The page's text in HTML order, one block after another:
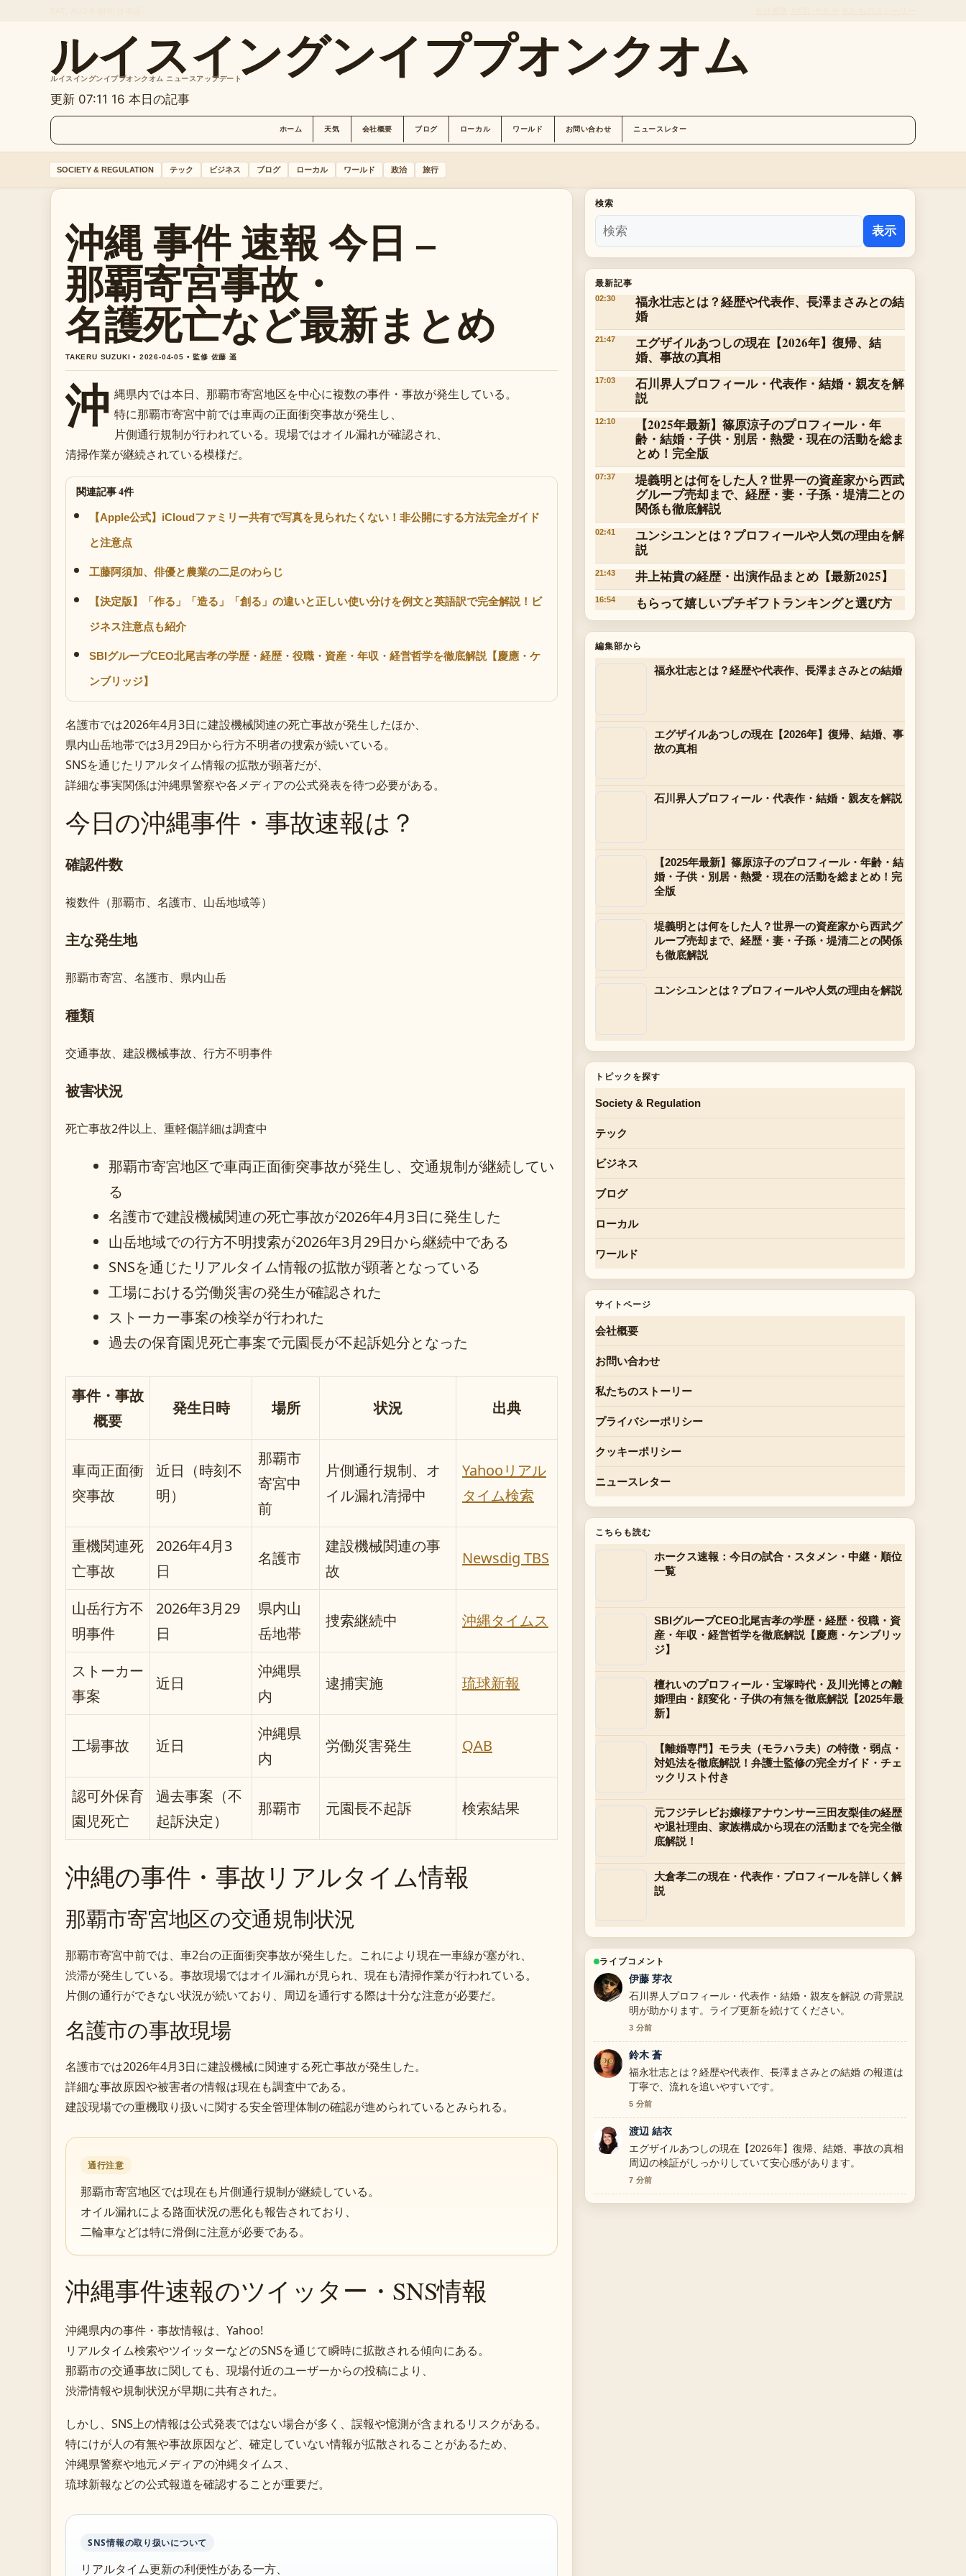
ルイスイングンイププオンクオム
ルイスイングンイププオンクオム ニュースアップデート
更新 07:11 16 本日の記事
ホーム 天気 会社概要 ブログ ローカル ワールド お問い合わせ ニュースレター
SOCIETY & REGULATION テック ビジネス ブログ ローカル ワールド 政治 旅行
沖縄 事件 速報 今日 –
那覇寄宮事故・
名護死亡など最新まとめ
TAKERU SUZUKI • 2026-04-05 • 監修 佐藤 遥
沖 縄県内では本日、那覇市寄宮地区を中心に複数の事件・事故が発生している。
特に那覇市寄宮中前では車両の正面衝突事故が発生し、
片側通行規制が行われている。現場ではオイル漏れが確認され、
清掃作業が継続されている模様だ。
関連記事 4件
【Apple公式】iCloudファミリー共有で写真を見られたくない！非公開にする方法完全ガイド
と注意点
工藤阿須加、俳優と農業の二足のわらじ
【決定版】「作る」「造る」「創る」の違いと正しい使い分けを例文と英語訳で完全解説！ビ
ジネス注意点も紹介
SBIグループCEO北尾吉孝の学歴・経歴・役職・資産・年収・経営哲学を徹底解説【慶應・ケ
ンブリッジ】
名護市では2026年4月3日に建設機械関連の死亡事故が発生したほか、
県内山岳地帯では3月29日から行方不明者の捜索が続いている。
SNSを通じたリアルタイム情報の拡散が顕著だが、
詳細な事実関係は沖縄県警察や各メディアの公式発表を待つ必要がある。
今日の沖縄事件・事故速報は？
確認件数
複数件（那覇市、名護市、山岳地域等）
主な発生地
那覇市寄宮、名護市、県内山岳
種類
交通事故、建設機械事故、行方不明事件
被害状況
死亡事故2件以上、重軽傷詳細は調査中
那覇市寄宮地区で車両正面衝突事故が発生し、交通規制が継続してい
る
名護市で建設機械関連の死亡事故が2026年4月3日に発生した
山岳地域での行方不明捜索が2026年3月29日から継続中である
SNSを通じたリアルタイム情報の拡散が顕著となっている
工場における労働災害の発生が確認された
ストーカー事案の検挙が行われた
過去の保育園児死亡事案で元園長が不起訴処分となった
事件・事故
概要
発生日時 場所 状況 出典
車両正面衝
突事故
近日（時刻不
明）
那覇市
寄宮中
前
片側通行規制、オ
イル漏れ清掃中
Yahooリアル
タイム検索
重機関連死
亡事故
2026年4月3
日
名護市
建設機械関連の事
故
Newsdig TBS
山岳行方不
明事件
2026年3月29
日
県内山
岳地帯
捜索継続中 沖縄タイムス
ストーカー
事案
近日
沖縄県
内
逮捕実施 琉球新報
工場事故 近日
沖縄県
内
労働災害発生 QAB
認可外保育
園児死亡
過去事案（不
起訴決定）
那覇市 元園長不起訴 検索結果
沖縄の事件・事故リアルタイム情報
那覇市寄宮地区の交通規制状況
那覇市寄宮中前では、車2台の正面衝突事故が発生した。これにより現在一車線が塞がれ、
渋滞が発生している。事故現場ではオイル漏れが見られ、現在も清掃作業が行われている。
片側の通行ができない状況が続いており、周辺を通行する際は十分な注意が必要だ。
名護市の事故現場
名護市では2026年4月3日に建設機械に関連する死亡事故が発生した。
詳細な事故原因や被害者の情報は現在も調査中である。
建設現場での重機取り扱いに関する安全管理体制の確認が進められているとみられる。
通行注意
那覇市寄宮地区では現在も片側通行規制が継続している。
オイル漏れによる路面状況の悪化も報告されており、
二輪車などは特に滑倒に注意が必要である。
沖縄事件速報のツイッター・SNS情報
沖縄県内の事件・事故情報は、Yahoo!
リアルタイム検索やツイッターなどのSNSを通じて瞬時に拡散される傾向にある。
那覇市の交通事故に関しても、現場付近のユーザーからの投稿により、
渋滞情報や規制状況が早期に共有された。
しかし、SNS上の情報は公式発表ではない場合が多く、誤報や憶測が含まれるリスクがある。
特にけが人の有無や事故原因など、確定していない情報が拡散されることがあるため、
沖縄県警察や地元メディアの沖縄タイムス、
琉球新報などの公式報道を確認することが重要だ。
SNS情報の取り扱いについて
リアルタイム更新の利便性がある一方、
検索
表示
最新記事
02:30
福永壮志とは？経歴や代表作、長澤まさみとの結
婚
21:47
エグザイルあつしの現在【2026年】復帰、結
婚、事故の真相
17:03
石川界人プロフィール・代表作・結婚・親友を解
説
12:10
【2025年最新】篠原涼子のプロフィール・年
齢・結婚・子供・別居・熱愛・現在の活動を総ま
とめ！完全版
07:37
堤義明とは何をした人？世界一の資産家から西武
グループ売却まで、経歴・妻・子孫・堤清二との
関係も徹底解説
02:41
ユンシユンとは？プロフィールや人気の理由を解
説
21:43 井上祐貴の経歴・出演作品まとめ【最新2025】
16:54 もらって嬉しいプチギフトランキングと選び方
編集部から
福永壮志とは？経歴や代表作、長澤まさみとの結婚
エグザイルあつしの現在【2026年】復帰、結婚、事
故の真相
石川界人プロフィール・代表作・結婚・親友を解説
【2025年最新】篠原涼子のプロフィール・年齢・結
婚・子供・別居・熱愛・現在の活動を総まとめ！完
全版
堤義明とは何をした人？世界一の資産家から西武グ
ループ売却まで、経歴・妻・子孫・堤清二との関係
も徹底解説
ユンシユンとは？プロフィールや人気の理由を解説
トピックを探す
Society & Regulation
テック
ビジネス
ブログ
ローカル
ワールド
サイトページ
会社概要
お問い合わせ
私たちのストーリー
プライバシーポリシー
クッキーポリシー
ニュースレター
こちらも読む
ホークス速報：今日の試合・スタメン・中継・順位
一覧
SBIグループCEO北尾吉孝の学歴・経歴・役職・資
産・年収・経営哲学を徹底解説【慶應・ケンブリッ
ジ】
檀れいのプロフィール・宝塚時代・及川光博との離
婚理由・顔変化・子供の有無を徹底解説【2025年最
新】
【離婚専門】モラ夫（モラハラ夫）の特徴・弱点・
対処法を徹底解説！弁護士監修の完全ガイド・チェ
ックリスト付き
元フジテレビお嬢様アナウンサー三田友梨佳の経歴
や退社理由、家族構成から現在の活動までを完全徹
底解説！
大倉孝二の現在・代表作・プロフィールを詳しく解
説
ライブコメント
伊藤 芽衣
石川界人プロフィール・代表作・結婚・親友を解説 の背景説
明が助かります。ライブ更新を続けてください。
3 分前
鈴木 蒼
福永壮志とは？経歴や代表作、長澤まさみとの結婚 の報道は
丁寧で、流れを追いやすいです。
5 分前
渡辺 結衣
エグザイルあつしの現在【2026年】復帰、結婚、事故の真相
周辺の検証がしっかりしていて安心感があります。
7 分前